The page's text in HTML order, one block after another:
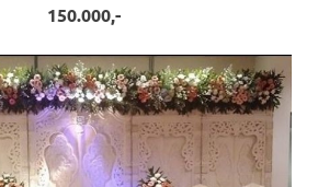
150.000,-